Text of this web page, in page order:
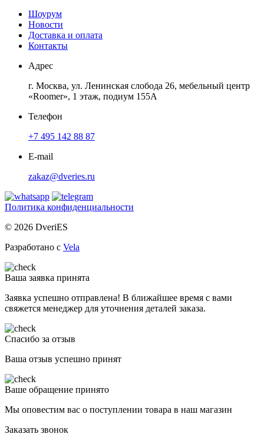
Шоурум
Новости
Доставка и оплата
Контакты
Адрес
г. Москва, ул. Ленинская слобода 26, мебельный центр
«Roomer», 1 этаж, подиум 155А
Телефон
+7 495 142 88 87
E-mail
zakaz@dveries.ru
Политика конфиденциальности
© 2026 DveriES
Разработано с Vela
Ваша заявка принята
Заявка успешно отправлена! В ближайшее время с вами
свяжется менеджер для уточнения деталей заказа.
Спасибо за отзыв
Ваша отзыв успешно принят
Ваше обращение принято
Мы оповестим вас о поступлении товара в наш магазин
Заказать звонок